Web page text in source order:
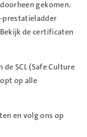
gekomen.
prestatieladder
de certificaten
SCL (Safe Culture
op alle
en volg ons op